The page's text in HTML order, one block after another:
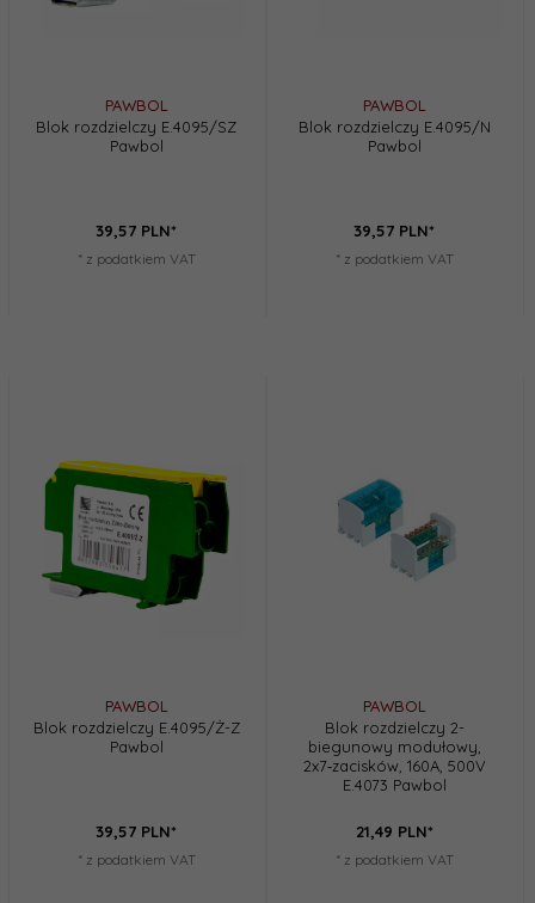
PAWBOL
Blok rozdzielczy E.4095/SZ
Pawbol
39,57 PLN*
* z podatkiem VAT
PAWBOL
Blok rozdzielczy E.4095/N
Pawbol
39,57 PLN*
* z podatkiem VAT
PAWBOL
Blok rozdzielczy E.4095/Ż-Z
Pawbol
39,57 PLN*
* z podatkiem VAT
PAWBOL
Blok rozdzielczy 2-
biegunowy modułowy,
2x7‑zacisków, 160A, 500V
E.4073 Pawbol
21,49 PLN*
* z podatkiem VAT